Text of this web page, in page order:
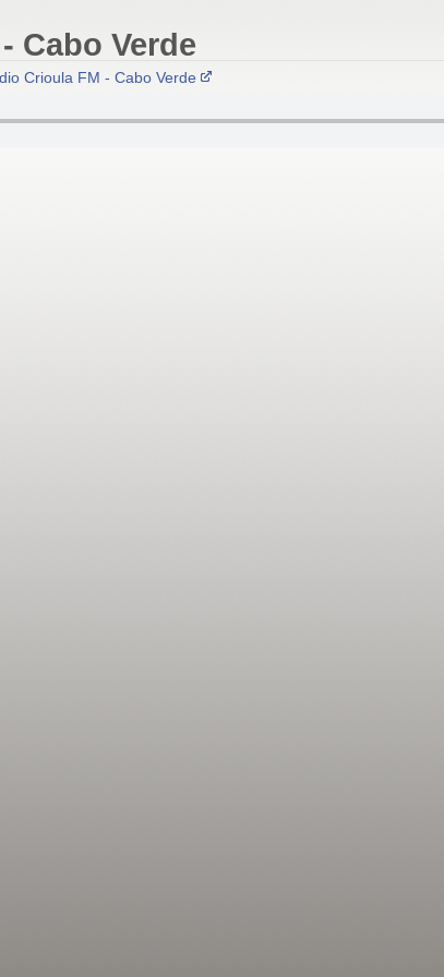
Cabo Verde
Crioula FM - Cabo Verde